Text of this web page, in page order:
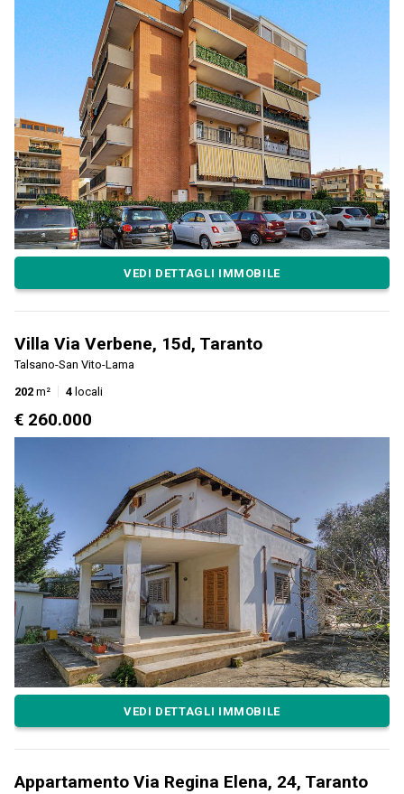
VEDI DETTAGLI IMMOBILE
Villa Via Verbene, 15d, Taranto
Talsano-San Vito-Lama
202 m² 4 locali
€ 260.000
VEDI DETTAGLI IMMOBILE
Appartamento Via Regina Elena, 24, Taranto